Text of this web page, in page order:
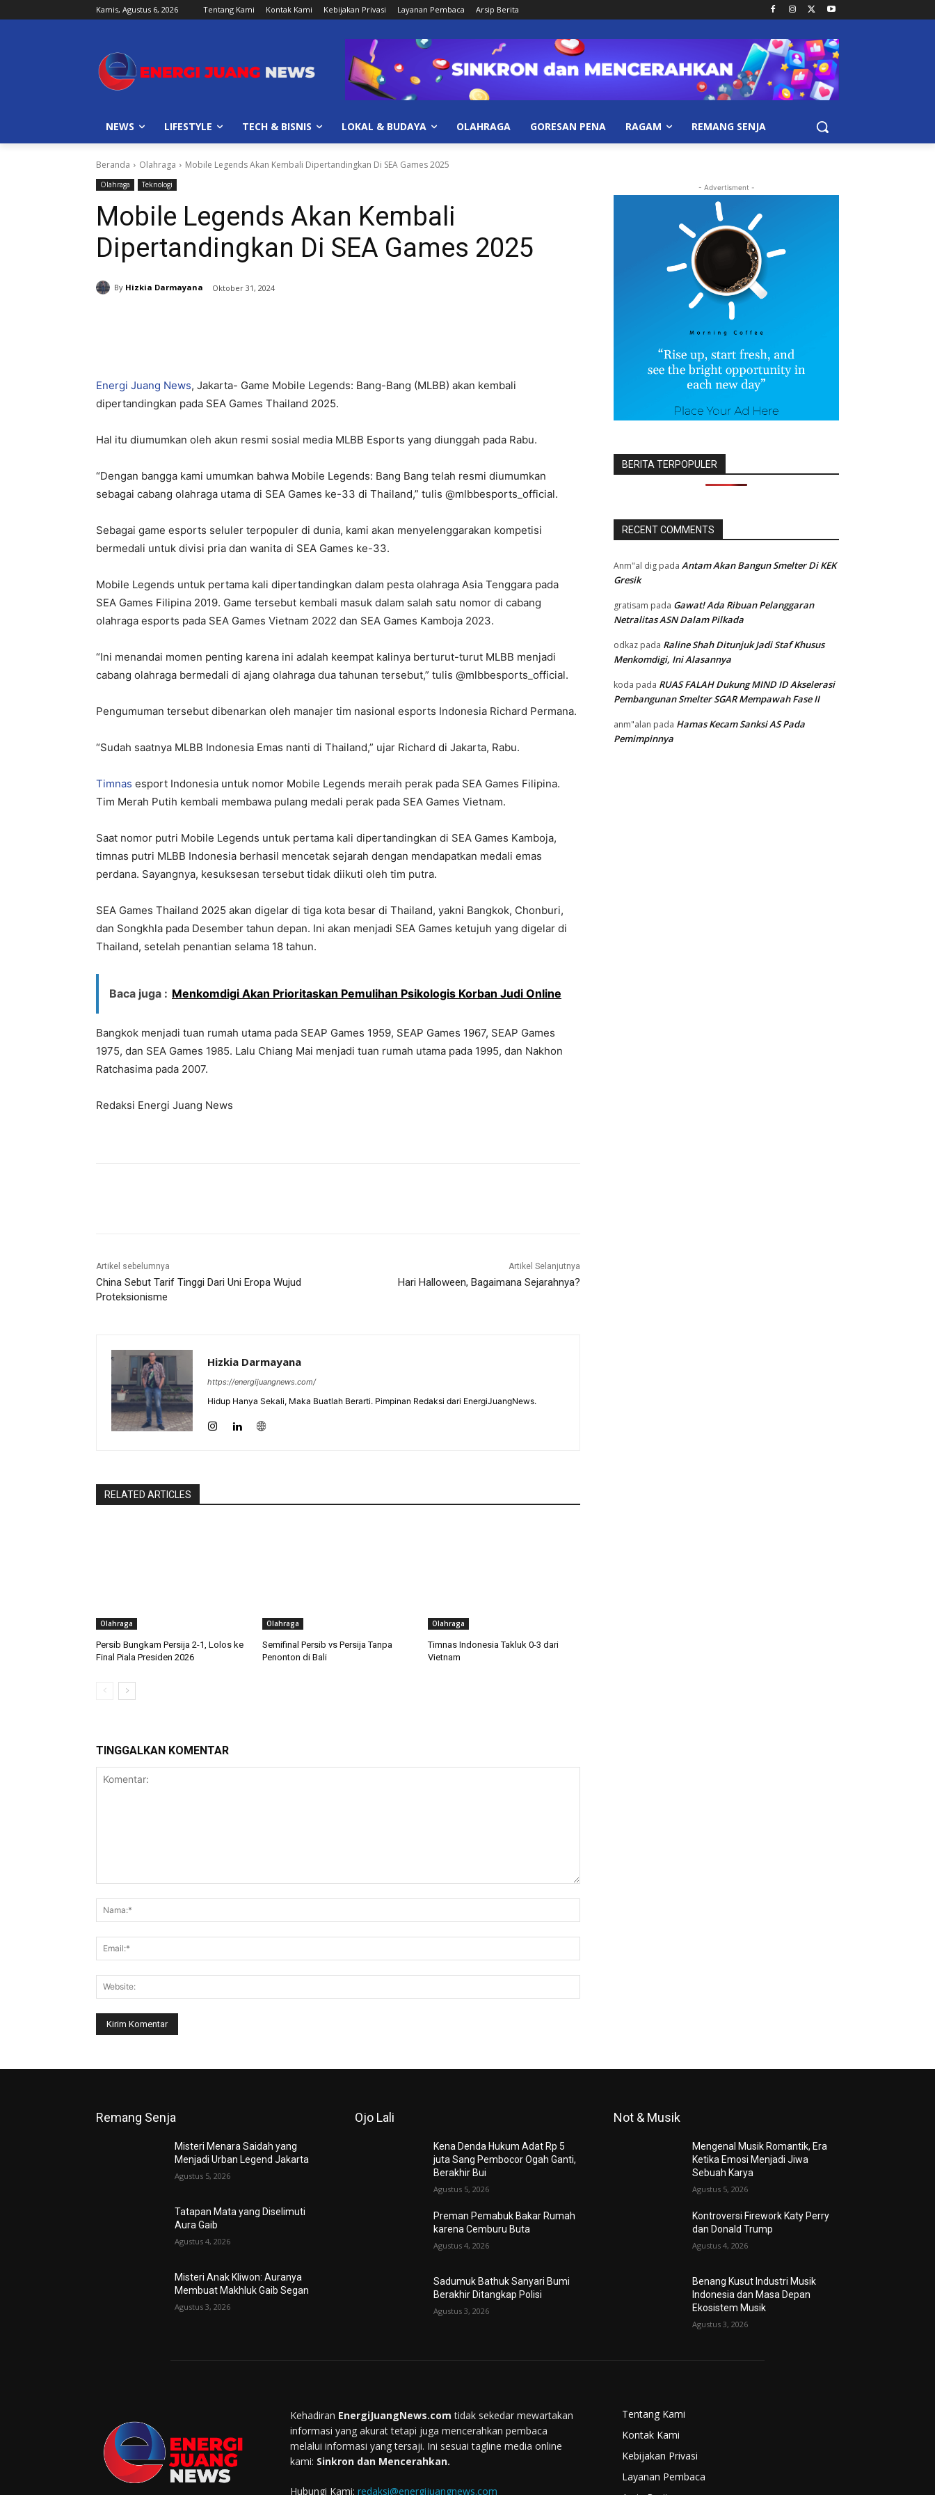
Kamis, Agustus 6, 2026 Tentang Kami Kontak Kami Kebijakan Privasi Layanan Pembaca Arsip Berita
NEWS LIFESTYLE TECH & BISNIS LOKAL & BUDAYA OLAHRAGA GORESAN PENA RAGAM REMANG SENJA
Beranda Olahraga Mobile Legends Akan Kembali Dipertandingkan Di SEA Games 2025
Olahraga Teknologi
Mobile Legends Akan Kembali
Dipertandingkan Di SEA Games 2025
By Hizkia Darmayana Oktober 31, 2024
Energi Juang News, Jakarta- Game Mobile Legends: Bang-Bang (MLBB) akan kembali
dipertandingkan pada SEA Games Thailand 2025.
Hal itu diumumkan oleh akun resmi sosial media MLBB Esports yang diunggah pada Rabu.
“Dengan bangga kami umumkan bahwa Mobile Legends: Bang Bang telah resmi diumumkan
sebagai cabang olahraga utama di SEA Games ke-33 di Thailand,” tulis @mlbbesports_official.
Sebagai game esports seluler terpopuler di dunia, kami akan menyelenggarakan kompetisi
bermedali untuk divisi pria dan wanita di SEA Games ke-33.
Mobile Legends untuk pertama kali dipertandingkan dalam pesta olahraga Asia Tenggara pada
SEA Games Filipina 2019. Game tersebut kembali masuk dalam salah satu nomor di cabang
olahraga esports pada SEA Games Vietnam 2022 dan SEA Games Kamboja 2023.
“Ini menandai momen penting karena ini adalah keempat kalinya berturut-turut MLBB menjadi
cabang olahraga bermedali di ajang olahraga dua tahunan tersebut,” tulis @mlbbesports_official.
Pengumuman tersebut dibenarkan oleh manajer tim nasional esports Indonesia Richard Permana.
“Sudah saatnya MLBB Indonesia Emas nanti di Thailand,” ujar Richard di Jakarta, Rabu.
Timnas esport Indonesia untuk nomor Mobile Legends meraih perak pada SEA Games Filipina.
Tim Merah Putih kembali membawa pulang medali perak pada SEA Games Vietnam.
Saat nomor putri Mobile Legends untuk pertama kali dipertandingkan di SEA Games Kamboja,
timnas putri MLBB Indonesia berhasil mencetak sejarah dengan mendapatkan medali emas
perdana. Sayangnya, kesuksesan tersebut tidak diikuti oleh tim putra.
SEA Games Thailand 2025 akan digelar di tiga kota besar di Thailand, yakni Bangkok, Chonburi,
dan Songkhla pada Desember tahun depan. Ini akan menjadi SEA Games ketujuh yang digelar di
Thailand, setelah penantian selama 18 tahun.
Baca juga : Menkomdigi Akan Prioritaskan Pemulihan Psikologis Korban Judi Online
Bangkok menjadi tuan rumah utama pada SEAP Games 1959, SEAP Games 1967, SEAP Games
1975, dan SEA Games 1985. Lalu Chiang Mai menjadi tuan rumah utama pada 1995, dan Nakhon
Ratchasima pada 2007.
Redaksi Energi Juang News
Artikel sebelumnya
China Sebut Tarif Tinggi Dari Uni Eropa Wujud
Proteksionisme
Artikel Selanjutnya
Hari Halloween, Bagaimana Sejarahnya?
Hizkia Darmayana
https://energijuangnews.com/
Hidup Hanya Sekali, Maka Buatlah Berarti. Pimpinan Redaksi dari EnergiJuangNews.
RELATED ARTICLES
Olahraga
Persib Bungkam Persija 2-1, Lolos ke
Final Piala Presiden 2026
Olahraga
Semifinal Persib vs Persija Tanpa
Penonton di Bali
Olahraga
Timnas Indonesia Takluk 0-3 dari
Vietnam
TINGGALKAN KOMENTAR
- Advertisment -
BERITA TERPOPULER
RECENT COMMENTS
Anm"al dig pada Antam Akan Bangun Smelter Di KEK
Gresik
gratisam pada Gawat! Ada Ribuan Pelanggaran
Netralitas ASN Dalam Pilkada
odkaz pada Raline Shah Ditunjuk Jadi Staf Khusus
Menkomdigi, Ini Alasannya
koda pada RUAS FALAH Dukung MIND ID Akselerasi
Pembangunan Smelter SGAR Mempawah Fase II
anm"alan pada Hamas Kecam Sanksi AS Pada
Pemimpinnya
Remang Senja
Misteri Menara Saidah yang
Menjadi Urban Legend Jakarta
Agustus 5, 2026
Tatapan Mata yang Diselimuti
Aura Gaib
Agustus 4, 2026
Misteri Anak Kliwon: Auranya
Membuat Makhluk Gaib Segan
Agustus 3, 2026
Ojo Lali
Kena Denda Hukum Adat Rp 5
juta Sang Pembocor Ogah Ganti,
Berakhir Bui
Agustus 5, 2026
Preman Pemabuk Bakar Rumah
karena Cemburu Buta
Agustus 4, 2026
Sadumuk Bathuk Sanyari Bumi
Berakhir Ditangkap Polisi
Agustus 3, 2026
Not & Musik
Mengenal Musik Romantik, Era
Ketika Emosi Menjadi Jiwa
Sebuah Karya
Agustus 5, 2026
Kontroversi Firework Katy Perry
dan Donald Trump
Agustus 4, 2026
Benang Kusut Industri Musik
Indonesia dan Masa Depan
Ekosistem Musik
Agustus 3, 2026
Kehadiran EnergiJuangNews.com tidak sekedar mewartakan
informasi yang akurat tetapi juga mencerahkan pembaca
melalui informasi yang tersaji. Ini sesuai tagline media online
kami: Sinkron dan Mencerahkan.
Hubungi Kami: redaksi@energijuangnews.com
Tentang Kami
Kontak Kami
Kebijakan Privasi
Layanan Pembaca